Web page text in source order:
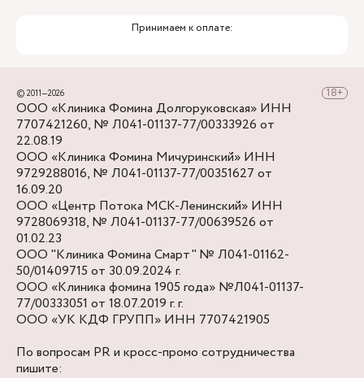
Принимаем к оплате:
© 2011—2026
ООО «Клиника Фомина Долгоруковская» ИНН
7707421260, № Л041-01137-77/00333926 от
22.08.19
ООО «Клиника Фомина Мичуринский» ИНН
9729288016, № Л041-01137-77/00351627 от
16.09.20
ООО «Центр Потока МСК-Ленинский» ИНН
9728069318, № Л041-01137-77/00639526 от
01.02.23
ООО "Клиника Фомина Смарт" № Л041-01162-
50/01409715 от 30.09.2024 г.
ООО «Клиника фомина 1905 года» №Л041-01137-
77/00333051 от 18.07.2019 г. г.
ООО «УК КДФ ГРУПП» ИНН 7707421905
По вопросам PR и кросс-промо сотрудничества
пишите: